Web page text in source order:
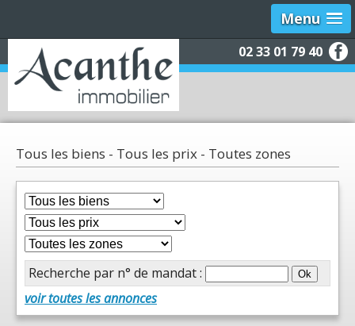
Menu
02 33 01 79 40
Tous les biens - Tous les prix - Toutes zones
Recherche par n° de mandat :
voir toutes les annonces